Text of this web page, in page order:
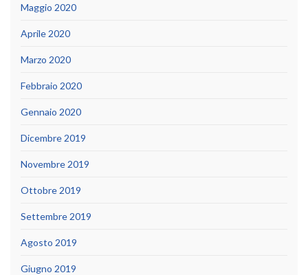
Maggio 2020
Aprile 2020
Marzo 2020
Febbraio 2020
Gennaio 2020
Dicembre 2019
Novembre 2019
Ottobre 2019
Settembre 2019
Agosto 2019
Giugno 2019